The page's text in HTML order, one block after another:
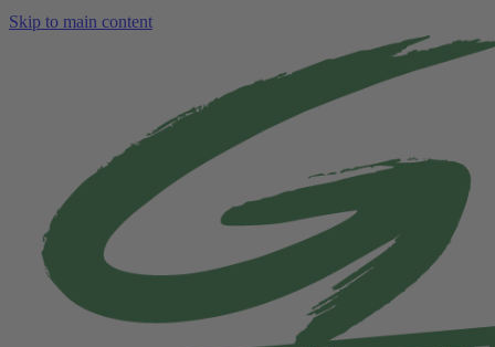
Skip to main content